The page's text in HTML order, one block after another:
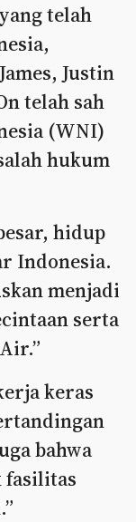
telah
Justin
telah sah
(WNI)
hukum
hidup
Indonesia.
menjadi
serta
keras
bahwa
fasilitas